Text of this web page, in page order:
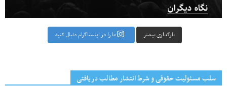
بارگذاری بیشتر ما را در اینستاگرام دنبال کنید
سلب مسئولیت حقوقی و شرط انتشار مطالب دریافتی